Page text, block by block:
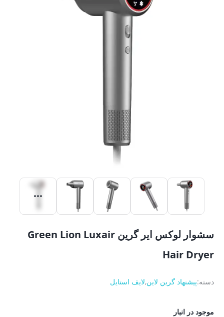
سشوار لوکس ایر گرین Green Lion Luxair
Hair Dryer
دسته:پیشنهاد گرین لاین,لایف استایل
موجود در انبار